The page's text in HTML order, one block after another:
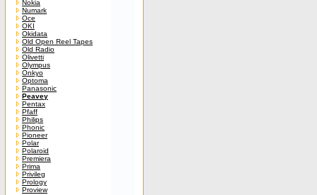
Nokia
Numark
Oce
OKI
Okidata
Old Open Reel Tapes
Old Radio
Olivetti
Olympus
Onkyo
Optoma
Panasonic
Peavey
Pentax
Pfaff
Philips
Phonic
Pioneer
Polar
Polaroid
Premiera
Prima
Privileg
Prology
Proview